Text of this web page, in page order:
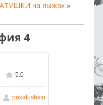
на лыжах »
4
592x800
5.0
pokatushkin